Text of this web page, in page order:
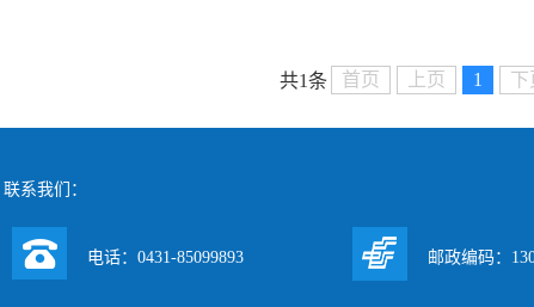
共1条 首页 上页 1 下
联系我们：
电话：0431-85099893 邮政编码：